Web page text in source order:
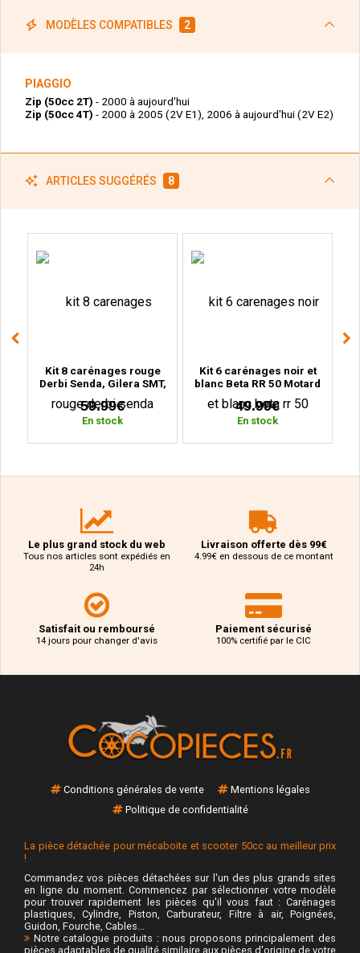
MODÈLES COMPATIBLES 2
PIAGGIO
Zip (50cc 2T) - 2000 à aujourd'hui
Zip (50cc 4T) - 2000 à 2005 (2V E1), 2006 à aujourd'hui (2V E2)
ARTICLES SUGGÉRÉS 8
Kit 8 carénages rouge
Derbi Senda, Gilera SMT,
RCR (2000 à 2010)
59.99€
En stock
Kit 6 carénages noir et
blanc Beta RR 50 Motard
(2011 à 2020)
49.99€
En stock
Le plus grand stock du web
Tous nos articles sont expédiés en
24h
Livraison offerte dès 99€
4.99€ en dessous de ce montant
Satisfait ou remboursé
14 jours pour changer d'avis
Paiement sécurisé
100% certifié par le CIC
Conditions générales de vente
Mentions légales
Politique de confidentialité
La pièce détachée pour mécaboite et scooter 50cc au meilleur prix
!
Commandez vos pièces détachées sur l'un des plus grands sites
en ligne du moment. Commencez par sélectionner votre modèle
pour trouver rapidement les pièces qu'il vous faut : Carénages
plastiques, Cylindre, Piston, Carburateur, Filtre à air, Poignées,
Guidon, Fourche, Cables...
Notre catalogue produits : nous proposons principalement des
pièces adaptables de qualité similaire aux pièces d'origine de votre